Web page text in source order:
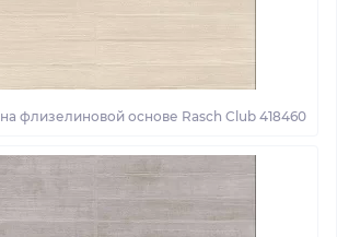
флизелиновой основе Rasch Club 418460